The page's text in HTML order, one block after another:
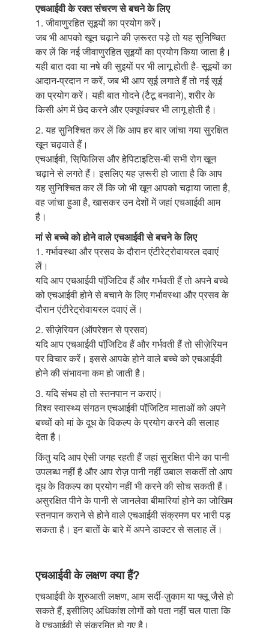
एचआईवी के रक्त संचरण से बचने के लिए
1. जीवाणुरहित सूइयों का प्रयोग करें।
जब भी आपको खून चढ़ाने की ज़रूरत पड़े तो यह सुनिष्चित
कर लें कि नई जीवाणुरहित सूइयों का प्रयोग किया जाता है।
यही बात दवा या नषे की सुइयों पर भी लागू होती है- सूइयों का
आदान-प्रदान न करें, जब भी आप सूई लगाते हैं तो नई सूई
का प्रयोग करें। यही बात गोदने (टैटू बनवाने), शरीर के
किसी अंग में छेद करने और एक्यूपंक्चर भी लागू होती है।
2. यह सुनिश्चित कर लें कि आप हर बार जांचा गया सुरक्षित
खून चढ़वाते हैं।
एचआईवी, सिफि़लिस और हेपिटाइटिस-बी सभी रोग खून
चढ़ाने से लगते हैं। इसलिए यह ज़रूरी हो जाता है कि आप
यह सुनिश्चित कर लें कि जो भी खून आपको चढ़ाया जाता है,
वह जांचा हुआ है, खासकर उन देशों में जहां एचआईवी आम
है।
मां से बच्चे को होने वाले एचआईवी से बचने के लिए
1. गर्भावस्था और प्रसव के दौरान एंटीरेट्रोवायरल दवाएं
लें।
यदि आप एचआईवी पॉजि़टिव हैं और गर्भवती हैं तो अपने बच्चे
को एचआईवी होने से बचाने के लिए गर्भावस्था और प्रसव के
दौरान एंटीरेट्रोवायरल दवाएं लें।
2. सीज़ेरियन (ऑपरेशन से प्रसव)
यदि आप एचआईवी पॉजि़टिव हैं और गर्भवती हैं तो सीज़ेरियन
पर विचार करें। इससे आपके होने वाले बच्चे को एचआईवी
होने की संभावना कम हो जाती है।
3. यदि संभव हो तो स्तनपान न कराएं।
विश्व स्वास्थ्य संगठन एचआईवी पॉजि़टिव माताओं को अपने
बच्चों को मां के दूध के विकल्प के प्रयोग करने की सलाह
देता है।
किंतु यदि आप ऐसी जगह रहती हैं जहां सुरक्षित पीने का पानी
उपलब्ध नहीं है और आप रोज़ पानी नहीं उबाल सकतीं तो आप
दूध के विकल्प का प्रयोग नहीं भी करने की सोच सकती हैं।
असुरक्षित पीने के पानी से जानलेवा बीमारियां होने का जोखिम
स्तनपान कराने से होने वाले एचआईवी संक्रमण पर भारी पड़
सकता है। इन बातों के बारे में अपने डाक्टर से सलाह लें।
एचआईवी के लक्षण क्या हैं?
एचआईवी के शुरुआती लक्षण, आम सर्दी-ज़ुकाम या फ्लू जैसे हो
सकते हैं, इसीलिए अधिकांश लोगों को पता नहीं चल पाता कि
वे एचआईवी से संक्रमित हो गए है।